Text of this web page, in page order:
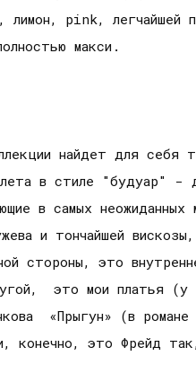
pink, легчайшей
макси.
найдет для себя
в стиле "будуар"
в самых
и тончайшей
это
это мои платья
«Прыгун» (в романе
конечно, это Фрейд